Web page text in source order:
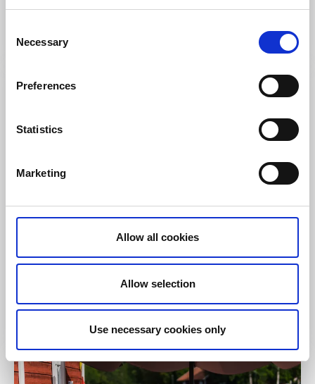
Selection
Necessary
Preferences
Statistics
Marketing
Allow all cookies
Allow selection
Use necessary cookies only
Läs mer
Restaurang Brygghuset
God mat och vacker utsikt över Torsö och Östersundet